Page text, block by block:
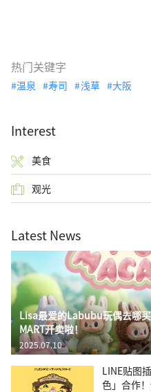
热门关键字
温泉 寿司 浅草 大阪
Interest
美食
观光
Latest News
Lisa最爱的Labubu玩偶去哪
MART开卖啦！
2025.07.10
LINE贴图
色」合作